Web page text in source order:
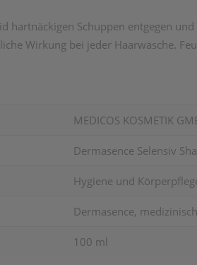
hartnäckigen Schuppen entgegen und
Wirkung bei jeder Haarwäsche.
MEDICOS KOSMETIK
Dermasence Selensiv
Hygiene und
Dermasence,
100 ml